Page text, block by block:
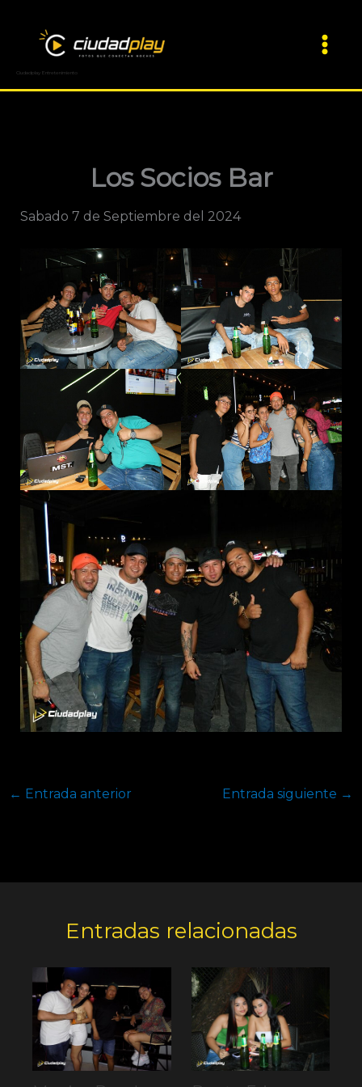
contenido
Ciudadplay Entretenimiento
Los Socios Bar
Sabado 7 de Septiembre del 2024
← Entrada anterior Entrada siguiente →
Entradas relacionadas